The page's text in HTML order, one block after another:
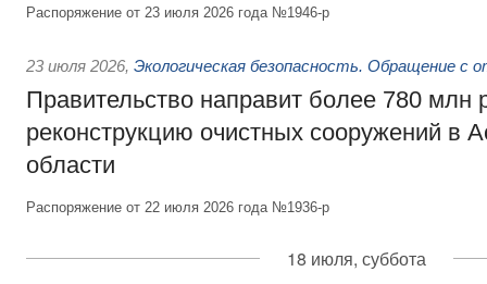
Распоряжение от 23 июля 2026 года №1946-р
23 июля 2026, Экологическая безопасность. Обращение с
Правительство направит более 780 млн
реконструкцию очистных сооружений в
области
Распоряжение от 22 июля 2026 года №1936-р
18 июля, суббота